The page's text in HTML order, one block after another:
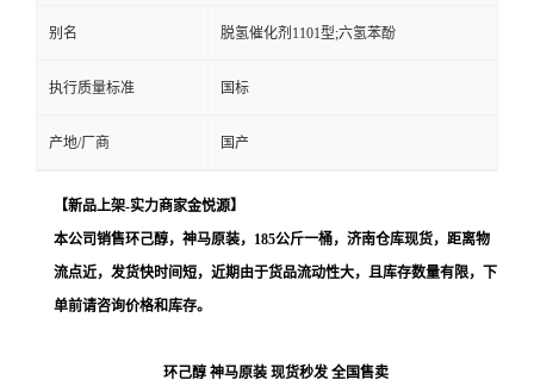
别名 脱氢催化剂1101型;六氢苯酚
执行质量标准 国标
产地/厂商 国产
【新品上架-实力商家金悦源】
本公司销售环己醇，神马原装，185公斤一桶，济南仓库现货，距离物
流点近，发货快时间短，近期由于货品流动性大，且库存数量有限，下
单前请咨询价格和库存。
环己醇 神马原装 现货秒发 全国售卖